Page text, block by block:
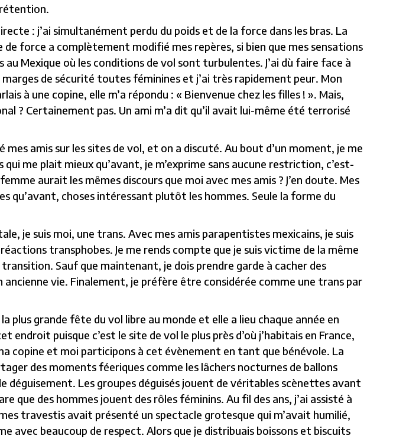
: j’ai simultanément perdu du poids et de la force dans les bras. La
force a complètement modifié mes repères, si bien que mes sensations
Mexique où les conditions de vol sont turbulentes. J’ai dù faire face à
de sécurité toutes féminines et j’ai très rapidement peur. Mon
à une copine, elle m’a répondu : « Bienvenue chez les filles ! ». Mais,
? Certainement pas. Un ami m’a dit qu’il avait lui-même été terrorisé
mes amis sur les sites de vol, et on a discuté. Au bout d’un moment, je me
me plait mieux qu’avant, je m’exprime sans aucune restriction, c’est-
aurait les mêmes discours que moi avec mes amis ? J’en doute. Mes
qu’avant, choses intéressant plutôt les hommes. Seule la forme du
je suis moi, une trans. Avec mes amis parapentistes mexicains, je suis
transphobes. Je me rends compte que je suis victime de la même
Sauf que maintenant, je dois prendre garde à cacher des
vie. Finalement, je préfère être considérée comme une trans par
plus grande fête du vol libre au monde et elle a lieu chaque année en
puisque c’est le site de vol le plus près d’où j’habitais en France,
copine et moi participons à cet évènement en tant que bénévole. La
des moments féeriques comme les lâchers nocturnes de ballons
déguisement. Les groupes déguisés jouent de véritables scènettes avant
que des hommes jouent des rôles féminins. Au fil des ans, j’ai assisté à
travestis avait présenté un spectacle grotesque qui m’avait humilié,
beaucoup de respect. Alors que je distribuais boissons et biscuits